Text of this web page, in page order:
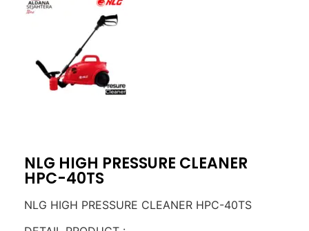
NLG HIGH PRESSURE CLEANER
HPC-40TS
NLG HIGH PRESSURE CLEANER HPC-40TS